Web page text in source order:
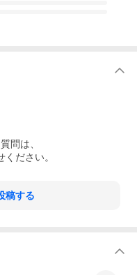
問は、
ださい。
稿する